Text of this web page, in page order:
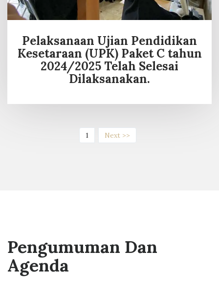
Pelaksanaan Ujian Pendidikan
Kesetaraan (UPK) Paket C tahun
2024/2025 Telah Selesai
Dilaksanakan.
1(current)Next >>
Pengumuman Dan
Agenda